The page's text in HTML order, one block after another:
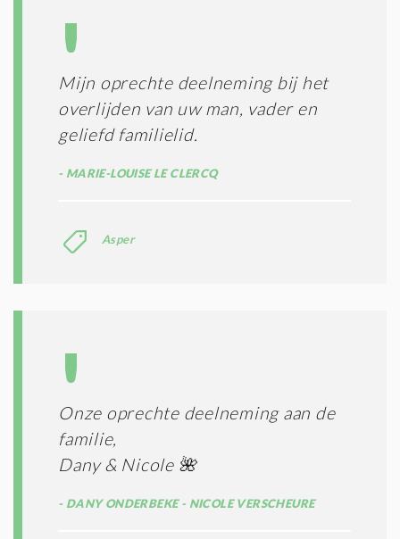
Mijn oprechte deelneming bij het
overlijden van uw man, vader en
geliefd familielid.
MARIE-LOUISE LE CLERCQ
Asper
Onze oprechte deelneming aan de
familie,
Dany & Nicole 🌺
DANY ONDERBEKE - NICOLE VERSCHEURE